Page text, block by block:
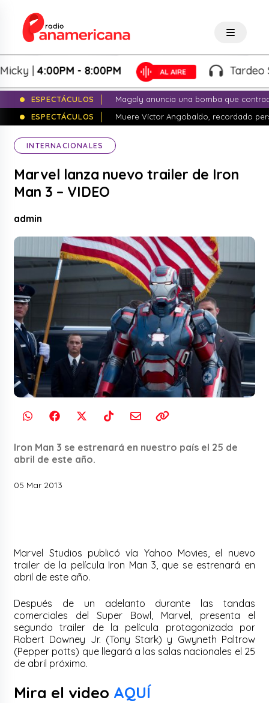
|4:00PM - 8:00PM Tardeo
ESPECTÁCULOS
Magaly anuncia una bomba que
ESPECTÁCULOS
Muere Víctor Angobaldo, recordado
INTERNACIONALES
Marvel lanza nuevo trailer de Iron
Man 3 – VIDEO
admin
Iron Man 3 se estrenará en nuestro país el 25 de
abril de este año.
05 Mar 2013
Marvel Studios publicó vía Yahoo Movies, el nuevo
trailer de la película Iron Man 3, que se estrenará en
abril de este año.
Después de un adelanto durante las tandas
comerciales del Super Bowl, Marvel, presenta el
segundo trailer de la película protagonizada por
Robert Downey Jr. (Tony Stark) y Gwyneth Paltrow
(Pepper potts) que llegará a las salas nacionales el 25
de abril próximo.
Mira el video AQUÍ